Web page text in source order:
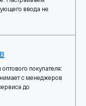
ввода не
покупателя:
с менеджеров
до